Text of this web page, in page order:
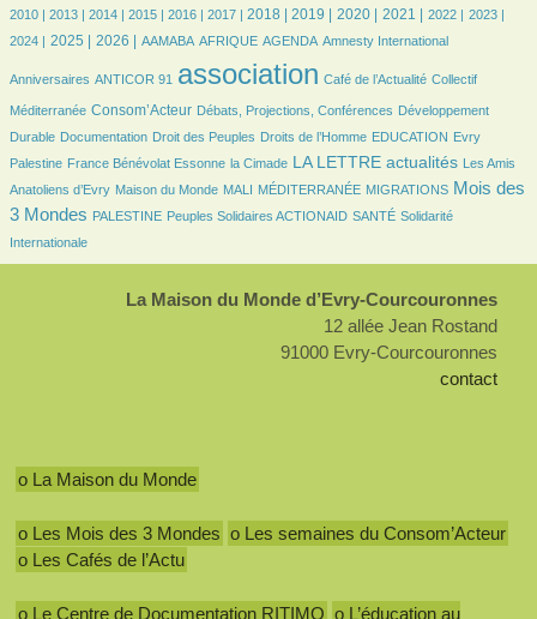
6/2640
2010 |
8/26402013 |
206/2640 2014 |
367/2640 2015 |
431/2640 2016 |
460/2640 2017 |
642/2640 2018 |
661/2640 2019 |
621/2640 2020 |
639/2640 2021 |
536/2640 2022 |
562/2640 2023 |
524/2640
2024 |
669/2640
2025 |
864/2640 2026 |
114/2640 AAMABA
197/2640 AFRIQUE
467/2640 AGENDA
10/2640 Amnesty International
52/2640
Anniversaires ANTICOR 91 association Café de l’Actualité Collectif
Méditerranée
817/2640 Consom’Acteur
226/2640 Débats, Projections, Conférences
184/2640
Développement
Durable
79/2640Documentation
44/2640 Droit des Peuples
156/2640 Droits de l’Homme
37/2640 EDUCATION
9/2640
Evry
Palestine
179/2640France Bénévolat Essonne
49/2640 la Cimade
1114/2640 LA LETTRE actualités
39/2640
Les Amis
Anatoliens d’Evry
98/2640 Maison du Monde
22/2640 MALI
6/2640 MÉDITERRANÉE
153/2640 MIGRATIONS
1212/2640
Mois des
3 Mondes
109/2640 PALESTINE
99/2640 Peuples Solidaires ACTIONAID
133/2640 SANTÉ
274/2640
Solidarité
Internationale
La Maison du Monde d’Evry-Courcouronnes
12 allée Jean Rostand
91000 Evry-Courcouronnes
contact
o La Maison du Monde
o Les Mois des 3 Mondes o Les semaines du Consom’Acteur
o Les Cafés de l’Actu
o Le Centre de Documentation RITIMO o L’éducation au